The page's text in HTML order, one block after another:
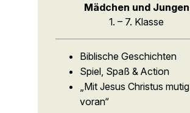
Mädchen und Jungen
1. – 7. Klasse
Biblische Geschichten
Spiel, Spaß & Action
„Mit Jesus Christus mutig
voran“